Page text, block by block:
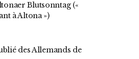
Blutsonntag («
à Altona »)
des Allemands de